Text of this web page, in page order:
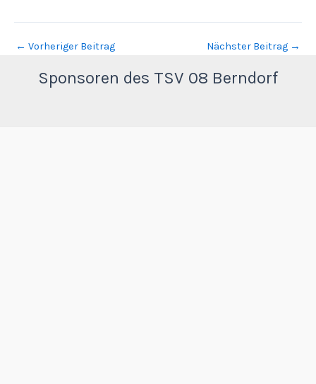
← Vorheriger Beitrag Nächster Beitrag →
Sponsoren des TSV 08 Berndorf